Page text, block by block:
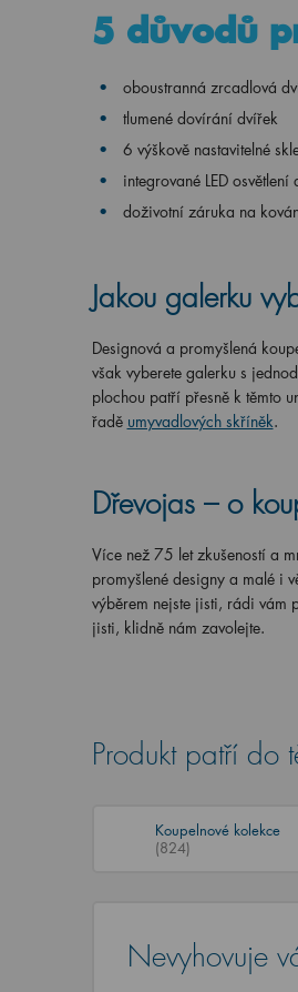
5 důvodů
oboustranná zrcadlová
tlumené dovírání dvířek
6 výškově nastavitelné
integrované LED
doživotní záruka na
Jakou galerku
Designová a promyšlená
však vyberete galerku s
plochou patří přesně k těmto
řadě umyvadlových skříněk.
Dřevojas – o
Více než 75 let zkušeností a
promyšlené designy a malé i
výběrem nejste jisti, rádi vám
jisti, klidně nám zavolejte.
Produkt patří do
Koupelnové kolekce
(824)
Nevyhovuje